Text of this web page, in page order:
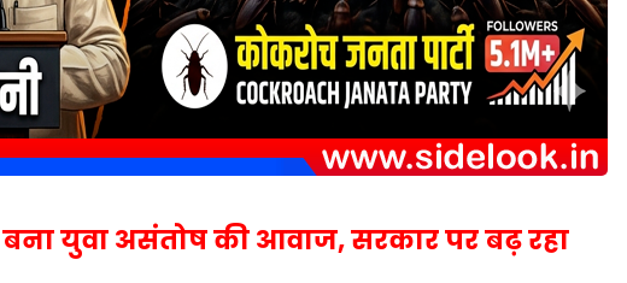
युवा असंतोष की आवाज, सरकार पर बढ़ रहा